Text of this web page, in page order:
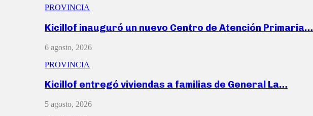
PROVINCIA
Kicillof inauguró un nuevo Centro de Atención Primaria…
6 agosto, 2026
PROVINCIA
Kicillof entregó viviendas a familias de General La…
5 agosto, 2026